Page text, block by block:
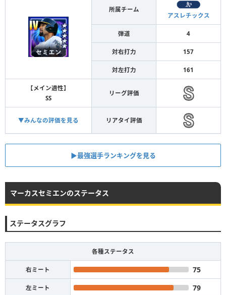
所属チーム
アスレチックス
弾道 4
対右打力 157
対左打力 161
【メイン適性】
SS
リーグ評価
▼みんなの評価を見る リアタイ評価
▶︎最強選手ランキングを見る
マーカスセミエンのステータス
ステータスグラフ
各種ステータス
右ミート 75
左ミート 79